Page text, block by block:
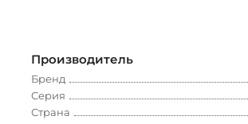
Производитель
Бренд
Серия
Страна